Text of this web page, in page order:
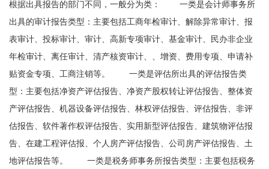
根据出具报告的部门不同，一般分为类： 一类是会计师事务所
出具的审计报告类型：主要包括工商年检审计、解除异常审计、报
表审计、投标审计、审计、高新专项审计、基金审计、民办非企业
年检审计、离任审计、清产核资审计、、增资、费用专项、申请补
贴资金专项、工商注销等。 一类是评估所出具的评估报告类
型：主要包括净资产评估报告、净资产股权转让评估报告、整体资
产评估报告、机器设备评估报告、林权评估报告、评估报告、非评
估报告、软件著作权评估报告、实用新型评估报告、建筑物评估报
告、在建工程评估报、个人房产评估报告、公司房产评估报告、土
地评估报告等。 一类是税务师事务所报告类型：主要包括税务